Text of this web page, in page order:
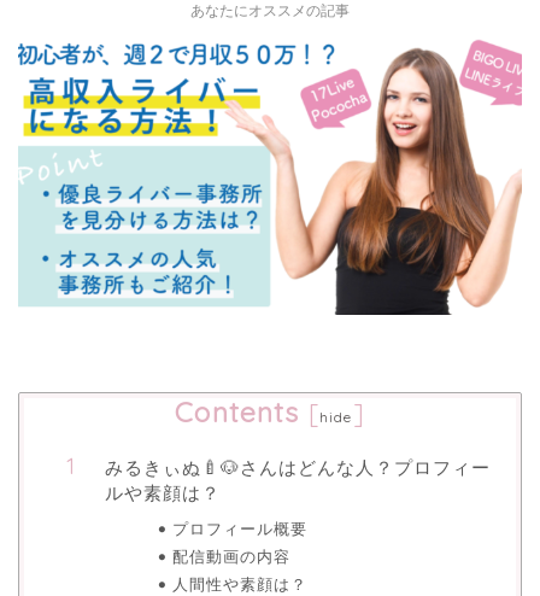
あなたにオススメの記事
Contents [hide ]
みるきぃぬ🍼🐶さんはどんな人？プロフィー
ルや素顔は？
プロフィール概要
配信動画の内容
人間性や素顔は？